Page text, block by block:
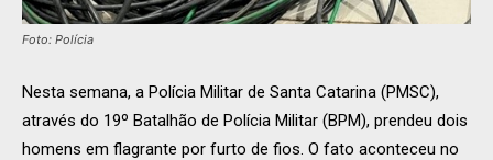
Foto: Polícia
Nesta semana, a Polícia Militar de Santa Catarina (PMSC),
através do 19º Batalhão de Polícia Militar (BPM), prendeu dois
homens em flagrante por furto de fios. O fato aconteceu no